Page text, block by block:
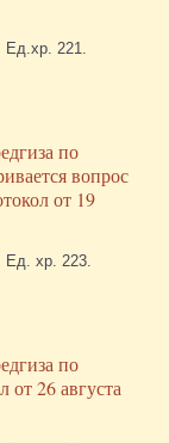
221.
по
вопрос
от 19
хр. 223.
по
от 26 августа